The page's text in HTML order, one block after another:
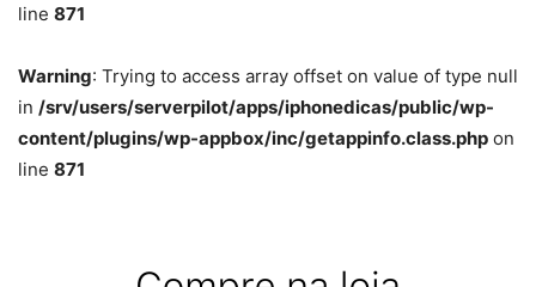
line 871
Warning: Trying to access array offset on value of type null
in /srv/users/serverpilot/apps/iphonedicas/public/wp-
content/plugins/wp-appbox/inc/getappinfo.class.php on
line 871